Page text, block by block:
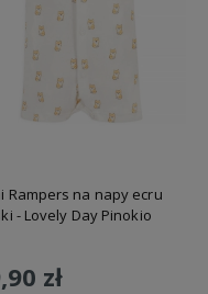
Rampers na napy ecru
- Lovely Day Pinokio
zł